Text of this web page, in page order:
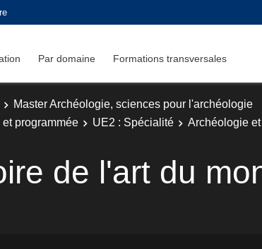
Par domaine Formations transversales
Master Archéologie, sciences pour l'archéologie
programmée
UE2 : Spécialité Archéologie
de l'art du